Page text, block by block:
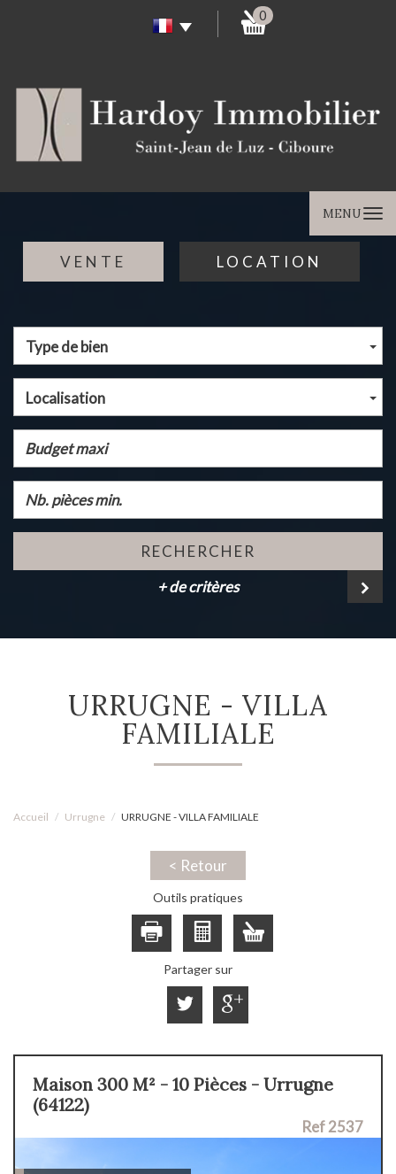
0
MENU
VENTE LOCATION
Type de bien
Localisation
RECHERCHER
+ de critères
URRUGNE - VILLA
FAMILIALE
Accueil Urrugne URRUGNE - VILLA FAMILIALE
< Retour
Outils pratiques
Partager sur
Maison 300 M² - 10 Pièces - Urrugne
(64122)
Ref 2537